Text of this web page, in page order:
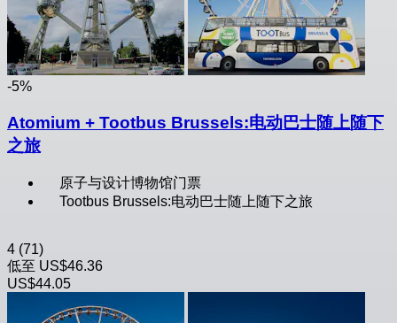
-5%
Atomium + Tootbus Brussels:电动巴士随上随下
之旅
原子与设计博物馆门票
Tootbus Brussels:电动巴士随上随下之旅
4 (71)
低至 US$46.36
US$44.05